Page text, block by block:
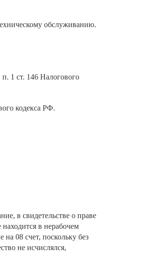
обслуживанию.
1 ст. 146 Налогового
кодекса РФ.
в свидетельстве о праве
в нерабочем
08 счет, поскольку без
не исчислялся,